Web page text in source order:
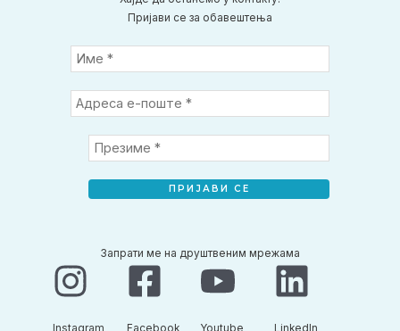
Пријави се за обавештења
Запрати ме на друштвеним мрежама
Instagram​ Facebook​ Youtube​ LinkedIn​